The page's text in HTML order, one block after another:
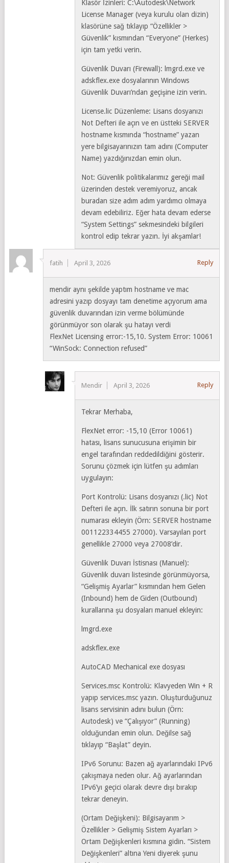
Klasör İzinleri: C:\Autodesk\Network
License Manager (veya kurulu olan dizin)
klasörüne sağ tıklayıp “Özellikler >
Güvenlik” kısmından “Everyone” (Herkes)
için tam yetki verin.
Güvenlik Duvarı (Firewall): lmgrd.exe ve
adskflex.exe dosyalarının Windows
Güvenlik Duvarı’ndan geçişine izin verin.
License.lic Düzenleme: Lisans dosyanızı
Not Defteri ile açın ve en üstteki SERVER
hostname kısmında “hostname” yazan
yere bilgisayarınızın tam adını (Computer
Name) yazdığınızdan emin olun.
Not: Güvenlik politikalarımız gereği mail
üzerinden destek veremiyoruz, ancak
buradan size adım adım yardımcı olmaya
devam edebiliriz. Eğer hata devam ederse
“System Settings” sekmesindeki bilgileri
kontrol edip tekrar yazın. İyi akşamlar!
fatih April 3, 2026 Reply
mendir aynı şekilde yaptım hostname ve mac
adresini yazıp dosyayı tam denetime açıyorum ama
güvenlik duvarından izin verme bölümünde
görünmüyor son olarak şu hatayı verdi
FlexNet Licensing error:-15,10. System Error: 10061
“WinSock: Connection refused”
Mendir April 3, 2026 Reply
Tekrar Merhaba,
FlexNet error: -15,10 (Error 10061)
hatası, lisans sunucusuna erişimin bir
engel tarafından reddedildiğini gösterir.
Sorunu çözmek için lütfen şu adımları
uygulayın:
Port Kontrolü: Lisans dosyanızı (.lic) Not
Defteri ile açın. İlk satırın sonuna bir port
numarası ekleyin (Örn: SERVER hostname
001122334455 27000). Varsayılan port
genellikle 27000 veya 27008’dir.
Güvenlik Duvarı İstisnası (Manuel):
Güvenlik duvarı listesinde görünmüyorsa,
“Gelişmiş Ayarlar” kısmından hem Gelen
(Inbound) hem de Giden (Outbound)
kurallarına şu dosyaları manuel ekleyin:
lmgrd.exe
adskflex.exe
AutoCAD Mechanical exe dosyası
Services.msc Kontrolü: Klavyeden Win + R
yapıp services.msc yazın. Oluşturduğunuz
lisans servisinin adını bulun (Örn:
Autodesk) ve “Çalışıyor” (Running)
olduğundan emin olun. Değilse sağ
tıklayıp “Başlat” deyin.
IPv6 Sorunu: Bazen ağ ayarlarındaki IPv6
çakışmaya neden olur. Ağ ayarlarından
IPv6’yı geçici olarak devre dışı bırakıp
tekrar deneyin.
(Ortam Değişkeni): Bilgisayarım >
Özellikler > Gelişmiş Sistem Ayarları >
Ortam Değişkenleri kısmına gidin. “Sistem
Değişkenleri” altına Yeni diyerek şunu